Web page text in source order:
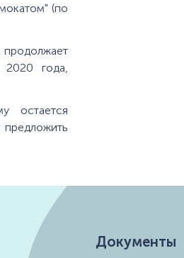
(по
продолжает
2020 года,
остается
Документы